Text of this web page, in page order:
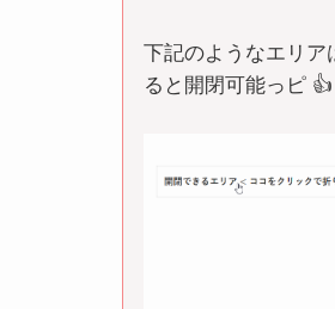
下記のようなエリア
ると開閉可能っピ 👍